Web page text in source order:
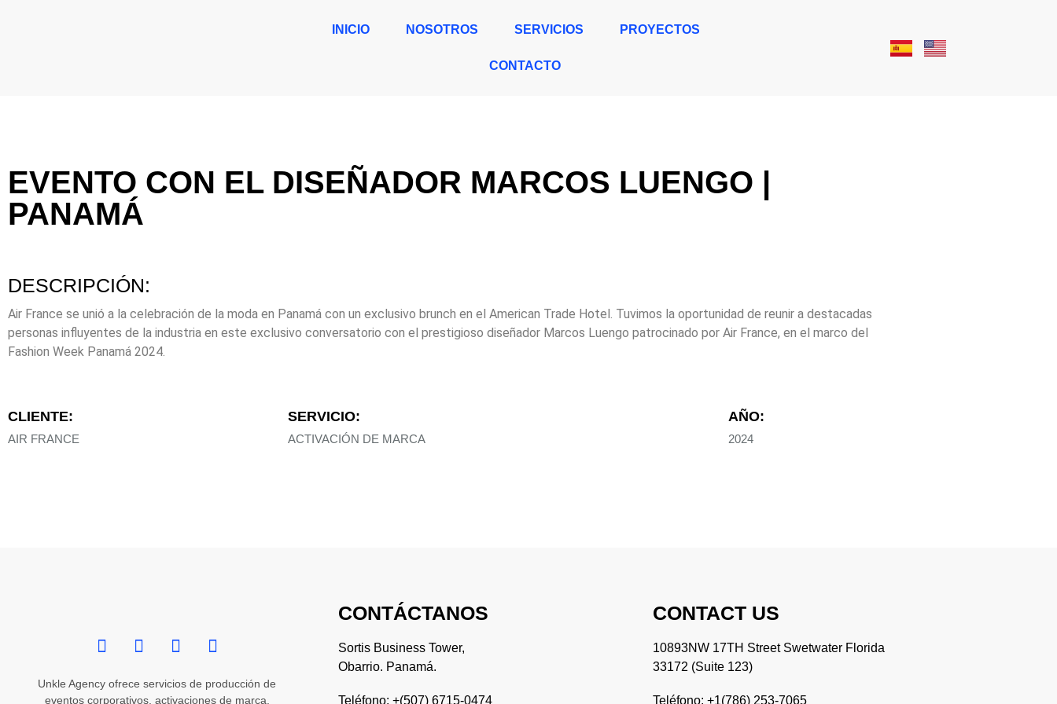
INICIO NOSOTROS SERVICIOS PROYECTOS
CONTACTO
EVENTO CON EL DISEÑADOR MARCOS LUENGO |
PANAMÁ
DESCRIPCIÓN:
Air France se unió a la celebración de la moda en Panamá con un exclusivo brunch en el American Trade Hotel. Tuvimos la oportunidad de reunir a destacadas
personas influyentes de la industria en este exclusivo conversatorio con el prestigioso diseñador Marcos Luengo patrocinado por Air France, en el marco del
Fashion Week Panamá 2024.
CLIENTE:
AIR FRANCE
SERVICIO:
ACTIVACIÓN DE MARCA
AÑO:
2024
Unkle Agency ofrece servicios de producción de
eventos corporativos, activaciones de marca,
CONTÁCTANOS
Sortis Business Tower,
Obarrio. Panamá.
Teléfono: +(507) 6715-0474
CONTACT US
10893NW 17TH Street Swetwater Florida
33172 (Suite 123)
Teléfono: +1(786) 253-7065